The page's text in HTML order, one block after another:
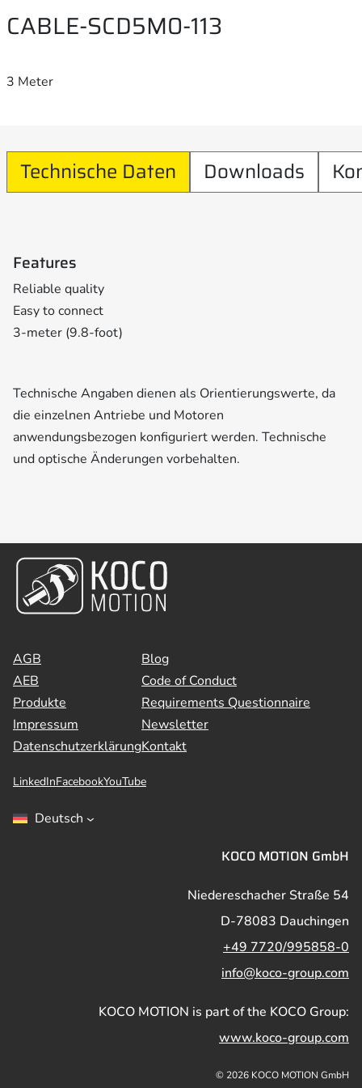
CABLE-SCD5M0-113
3 Meter
Technische Daten Downloads
Features
Reliable quality
Easy to connect
3-meter (9.8-foot)
Technische Angaben dienen als Orientierungswerte, da
die einzelnen Antriebe und Motoren
anwendungsbezogen konfiguriert werden. Technische
und optische Änderungen vorbehalten.
AGB
AEB
Produkte
Impressum
Datenschutzerklärung
Blog
Code of Conduct
Requirements Questionnaire
Newsletter
Kontakt
LinkedInFacebookYouTube
Deutsch
KOCO MOTION GmbH
Niedereschacher Straße 54
D-78083 Dauchingen
+49 7720/995858-0
info@koco-group.com
KOCO MOTION is part of the KOCO Group:
www.koco-group.com
© 2026 KOCO MOTION GmbH